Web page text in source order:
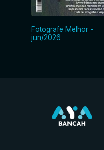
Fotografe Melhor -
jun/2026